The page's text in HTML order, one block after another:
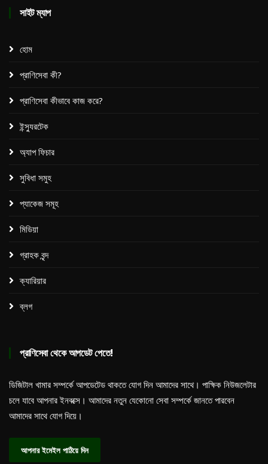
সাইট ম্যাপ
হোম
প্রাণিসেবা কী?
প্রাণিসেবা কীভাবে কাজ করে?
ইন্স্যুরটেক
অ্যাপ ফিচার
সুবিধা সমুহ
প্যাকেজ সমূহ​
মিডিয়া
গ্রাহক বৃন্দ
ক্যারিয়ার
ব্লগ
প্রাণিসেবা থেকে আপডেট পেতে!
ডিজিটাল খামার সম্পর্কে আপডেটেড থাকতে যোগ দিন আমাদের সাথে। পাক্ষিক নিউজলেটার
চলে যাবে আপনার ইনবক্সে। আমাদের নতুন যেকোনো সেবা সম্পর্কে জানতে পারবেন
আমাদের সাথে যোগ দিয়ে।
আপনার ইমেইল পাঠিয়ে দিন